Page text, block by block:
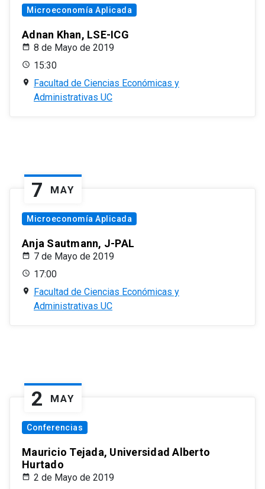
Microeconomía Aplicada
Adnan Khan, LSE-ICG
8 de Mayo de 2019
15:30
Facultad de Ciencias Económicas y
Administrativas UC
7 MAY
Microeconomía Aplicada
Anja Sautmann, J-PAL
7 de Mayo de 2019
17:00
Facultad de Ciencias Económicas y
Administrativas UC
2 MAY
Conferencias
Mauricio Tejada, Universidad Alberto
Hurtado
2 de Mayo de 2019